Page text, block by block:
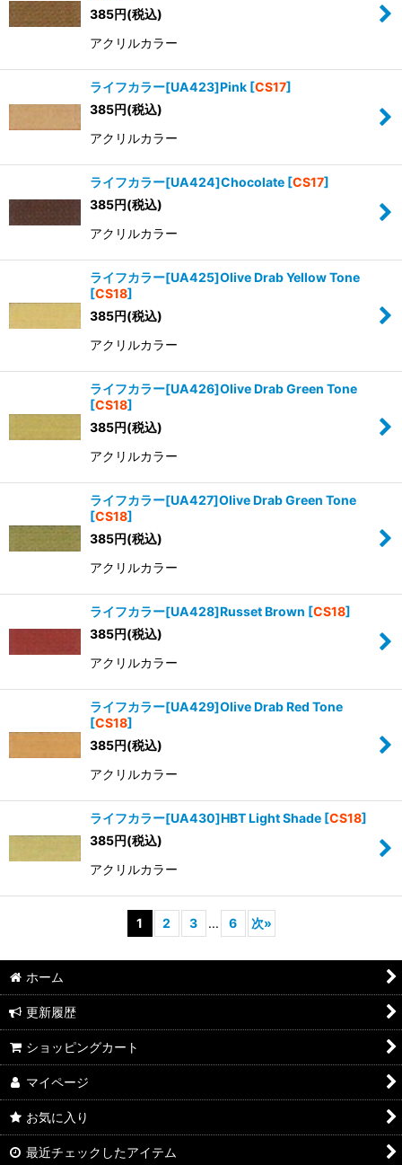
385円(税込)
アクリルカラー
ライフカラー[UA423]Pink [CS17]
385円(税込)
アクリルカラー
ライフカラー[UA424]Chocolate [CS17]
385円(税込)
アクリルカラー
ライフカラー[UA425]Olive Drab Yellow Tone
[CS18]
385円(税込)
アクリルカラー
ライフカラー[UA426]Olive Drab Green Tone
[CS18]
385円(税込)
アクリルカラー
ライフカラー[UA427]Olive Drab Green Tone
[CS18]
385円(税込)
アクリルカラー
ライフカラー[UA428]Russet Brown [CS18]
385円(税込)
アクリルカラー
ライフカラー[UA429]Olive Drab Red Tone
[CS18]
385円(税込)
アクリルカラー
ライフカラー[UA430]HBT Light Shade [CS18]
385円(税込)
アクリルカラー
1 2 3 ... 6 次»
ホーム
更新履歴
ショッピングカート
マイページ
お気に入り
最近チェックしたアイテム